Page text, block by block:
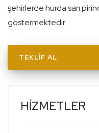
şehirlerde hurda sarı
göstermektedir.
TEKLIF AL
HİZMETLER